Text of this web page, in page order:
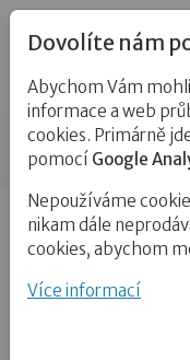
Blog
Příspěvek
Úvod Blog
nebyla schopna říct
Iška Pospíšil:
Dovolíte nám
Abychom Vám
informace a web
cookies. Primárně
pomocí Google
Nepoužíváme
nikam dále
cookies, abychom
Více informací